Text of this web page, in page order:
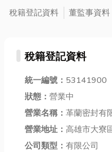
會讓人超焦慮
的！別擔心，
於開鎖的小知
到緊急狀況
時，也能輕鬆
本的開鎖服
務，專業的鎖
店還能提供更
早已
我們
底有哪
角呢
編就
一解
稅籍登記資料 董監事資料
稅籍登記資料
統一編號： 53141900
狀態： 營業中
營業名稱： 革蘭密封有
營業地址： 高雄市大寮
公司類型： 有限公司